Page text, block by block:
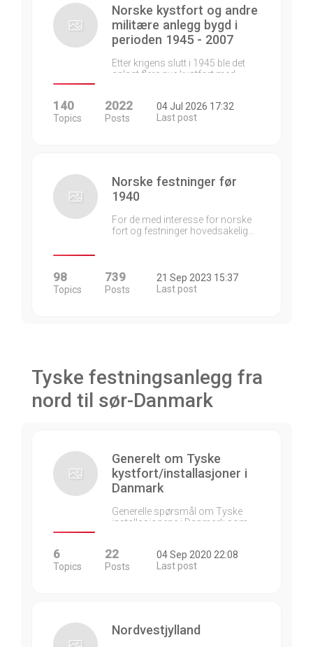
Norske kystfort og andre
militære anlegg bygd i
perioden 1945 - 2007
Etter krigens slutt i 1945 ble det
anlagt flere nye kystfort med…
140
Topics
2022
Posts
04 Jul 2026 17:32
Last post
Norske festninger før
1940
For de med interesse for norske
fort og festninger hovedsakelig…
98
Topics
739
Posts
21 Sep 2023 15:37
Last post
Tyske festningsanlegg fra
nord til sør-Danmark
Generelt om Tyske
kystfort/installasjoner i
Danmark
Generelle spørsmål om Tyske
installasjonene i Danmark som…
6
Topics
22
Posts
04 Sep 2020 22:08
Last post
Nordvestjylland